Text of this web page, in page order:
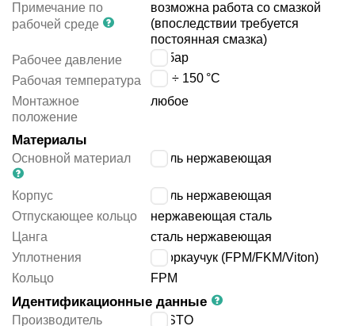
Примечание по
рабочей среде
возможна работа со смазкой
(впоследствии требуется
постоянная смазка)
Рабочее давление
бар
Рабочая температура
-20 ÷ 150 °C
Монтажное
положение
любое
Материалы
Основной материал сталь нержавеющая
Корпус
сталь нержавеющая
Отпускающее кольцо
нержавеющая сталь
Цанга
сталь нержавеющая
Уплотнения
фторкаучук (FPM/FKM/Viton)
Кольцо
FPM
Идентификационные данные
Производитель FESTO